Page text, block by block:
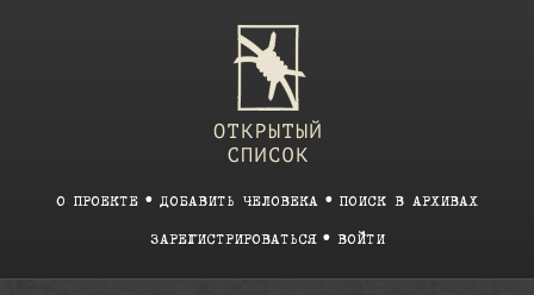
О ПРОЕКТЕ ДОБАВИТЬ ЧЕЛОВЕКА ПОИСК В АРХИВАХ
ЗАРЕГИСТРИРОВАТЬСЯ ВОЙТИ